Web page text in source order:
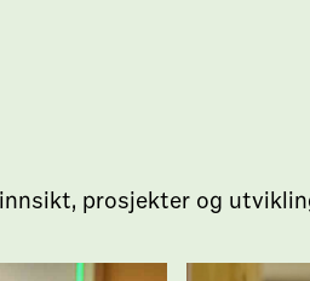
prosjekter og